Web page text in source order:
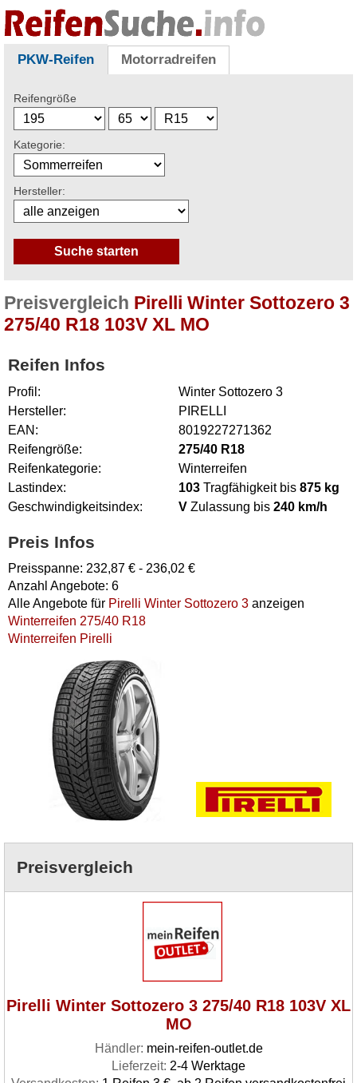
PKW-Reifen Motorradreifen
Reifengröße
Kategorie:
Hersteller:
Preisvergleich Pirelli Winter Sottozero 3
275/40 R18 103V XL MO
Reifen Infos
Profil:
Winter Sottozero 3
Hersteller:
PIRELLI
EAN:
8019227271362
Reifengröße:
275/40 R18
Reifenkategorie:
Winterreifen
Lastindex:
103 Tragfähigkeit bis 875 kg
Geschwindigkeitsindex:
V Zulassung bis 240 km/h
Preis Infos
Preisspanne: 232,87 € - 236,02 €
Anzahl Angebote: 6
Alle Angebote für Pirelli Winter Sottozero 3 anzeigen
Winterreifen 275/40 R18
Winterreifen Pirelli
Preisvergleich
Pirelli Winter Sottozero 3 275/40 R18 103V XL
MO
Händler: mein-reifen-outlet.de
Lieferzeit: 2-4 Werktage